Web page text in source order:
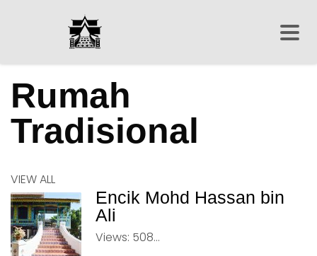
Rumah
Tradisional
VIEW ALL
Encik Mohd Hassan bin
Ali
Views: 508...